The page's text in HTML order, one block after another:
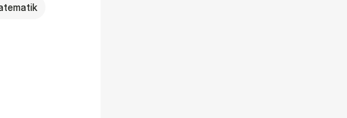
og erhvervs­jura